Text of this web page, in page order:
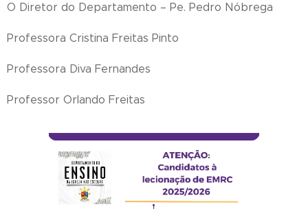
O Diretor do Departamento – Pe. Pedro Nóbrega
Professora Cristina Freitas Pinto
Professora Diva Fernandes
Professor Orlando Freitas